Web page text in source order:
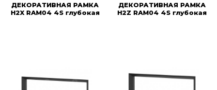
ДЕКОРАТИВНАЯ РАМКА
H2X RAM04 4S глубокая
ДЕКОРАТИВНАЯ РАМКА
H2Z RAM04 4S глубокая